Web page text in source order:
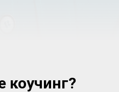
коучинг?